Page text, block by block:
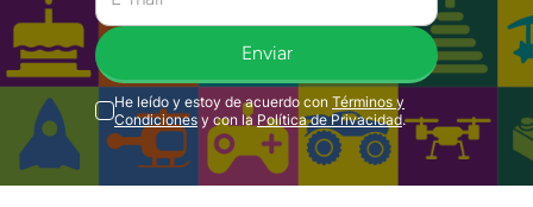
Enviar
He leído y estoy de acuerdo con Términos y
Condiciones y con la Política de Privacidad.